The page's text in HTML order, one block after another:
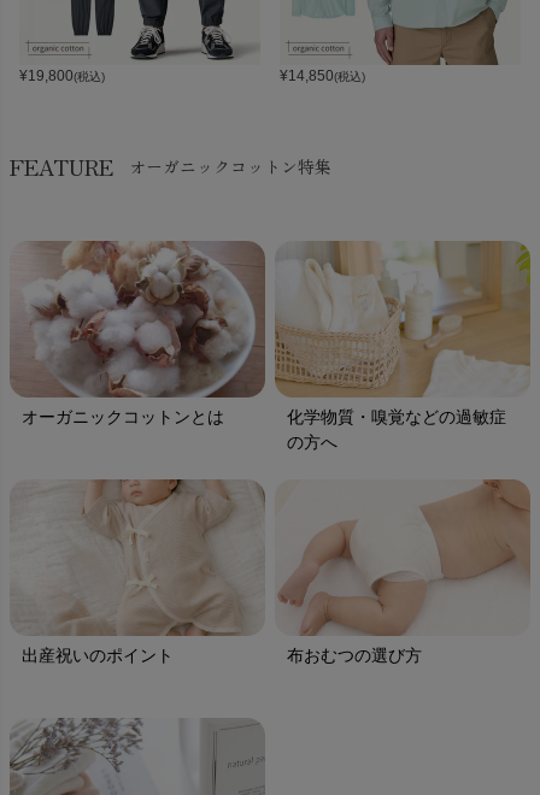
¥19,800(税込) ¥14,850(税込)
FEATURE オーガニックコットン特集
オーガニックコットンとは
化学物質・嗅覚などの過敏症
の方へ
出産祝いのポイント 布おむつの選び方